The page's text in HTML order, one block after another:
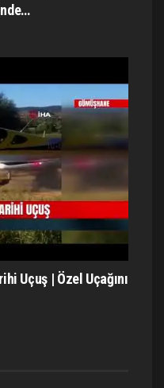
Uçuş | Özel Uçağını